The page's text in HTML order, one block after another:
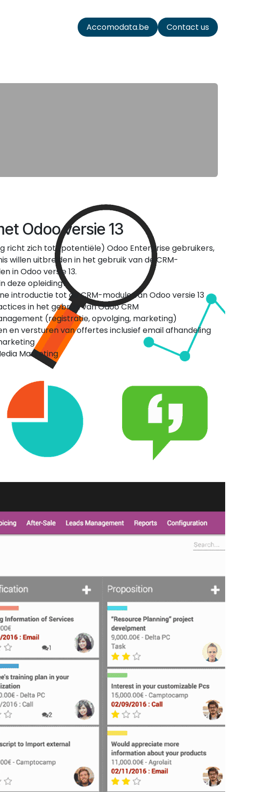
Accomodata.be Contact us
Odoo versie 13
richt zich tot (potentiële) Odoo Enterprise gebruikers,
willen uitbreiden in het gebruik van de CRM-
in Odoo versie 13.
deze opleiding?
introductie tot de CRM-module van Odoo versie 13
in het gebruik van Odoo CRM
(registratie, opvolging, marketing)
en versturen van offertes inclusief email afhandeling
Marketing